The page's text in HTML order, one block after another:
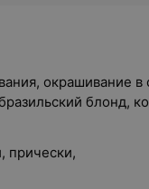
окрашивание в
блонд,
прически,